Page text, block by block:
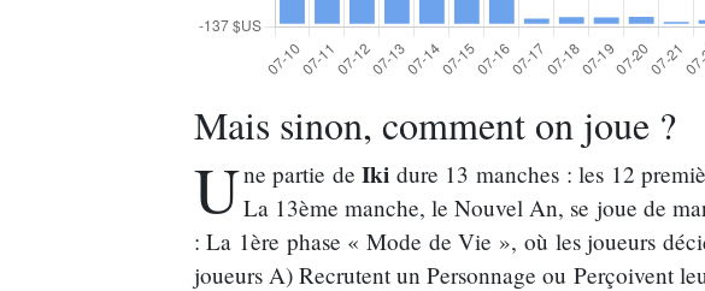
Mais sinon, comment on joue ?
Une partie deIki dure 13 manches : les 12
La 13ème manche, le Nouvel An, se joue de
: La 1ère phase « Mode de Vie », où les joueurs
joueurs A) Recrutent un Personnage ou Perçoivent